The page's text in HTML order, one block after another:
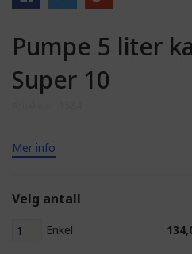
Pumpe 5 liter
Super 10
Mer info
Velg antall
Enkel